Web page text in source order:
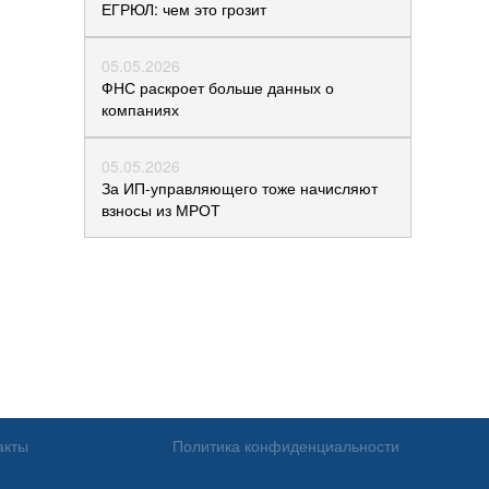
ЕГРЮЛ: чем это грозит
05.05.2026
ФНС раскроет больше данных о
компаниях
05.05.2026
За ИП-управляющего тоже начисляют
взносы из МРОТ
Политика конфиденциальности